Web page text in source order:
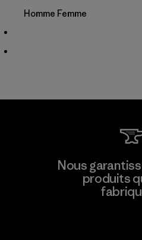
Homme Femme
Nous
produits